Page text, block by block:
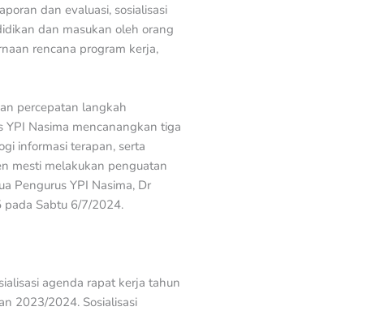
dan evaluasi, sosialisasi
dan masukan oleh orang
rencana program kerja,
percepatan langkah
Nasima mencanangkan tiga
informasi terapan, serta
mesti melakukan penguatan
Pengurus YPI Nasima, Dr
pada Sabtu 6/7/2024.
agenda rapat kerja tahun
2023/2024. Sosialisasi